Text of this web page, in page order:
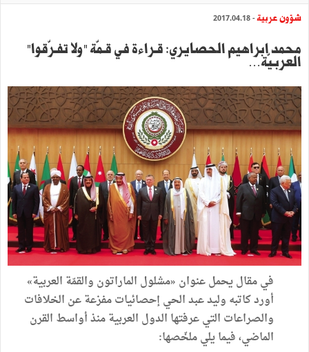
شؤون عربية- 2017.04.18
‬العربـيّة‮…‬
فيمقاليحملعنوان «مشلول الماراتون والقمّة العربية»
أوردكاتبه وليدعبدالحيإحصائياتمفزعةعن الخلافات
والصراعات التيعرفتها الدول العربيةمنذأواسط القرن
الماضي،فيمايليملخّصها: